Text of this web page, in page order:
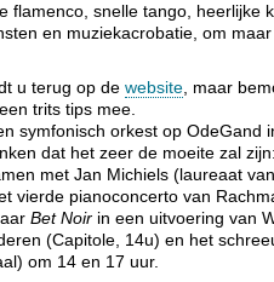
flamenco, snelle tango, heerlijke
en muziekacrobatie, om
u terug op de website , maar
trits tips mee.
symfonisch orkest op OdeGand
dat het zeer de moeite zal
met Jan Michiels (laureaat
vierde pianoconcerto van
Bet Noir in een uitvoering van
(Capitole, 14u) en het
om 14 en 17 uur.